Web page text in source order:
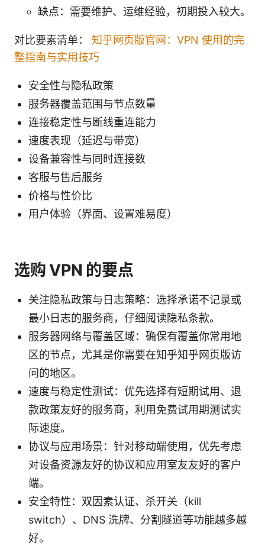
缺点：需要维护、运维经验，初期投入较大。
对比要素清单： 知乎网页版官网：VPN 使用的完
整指南与实用技巧
安全性与隐私政策
服务器覆盖范围与节点数量
连接稳定性与断线重连能力
速度表现（延迟与带宽）
设备兼容性与同时连接数
客服与售后服务
价格与性价比
用户体验（界面、设置难易度）
选购 VPN 的要点
关注隐私政策与日志策略：选择承诺不记录或
最小日志的服务商，仔细阅读隐私条款。
服务器网络与覆盖区域：确保有覆盖你常用地
区的节点，尤其是你需要在知乎知乎网页版访
问的地区。
速度与稳定性测试：优先选择有短期试用、退
款政策友好的服务商，利用免费试用期测试实
际速度。
协议与应用场景：针对移动端使用，优先考虑
对设备资源友好的协议和应用室友友好的客户
端。
安全特性：双因素认证、杀开关（kill
switch）、DNS 洗牌、分割隧道等功能越多越
好。